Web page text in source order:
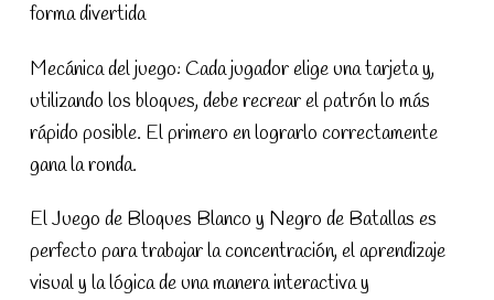
forma divertida
Mecánica del juego: Cada jugador elige una tarjeta y,
utilizando los bloques, debe recrear el patrón lo más
rápido posible. El primero en lograrlo correctamente
gana la ronda.
El Juego de Bloques Blanco y Negro de Batallas es
perfecto para trabajar la concentración, el aprendizaje
visual y la lógica de una manera interactiva y